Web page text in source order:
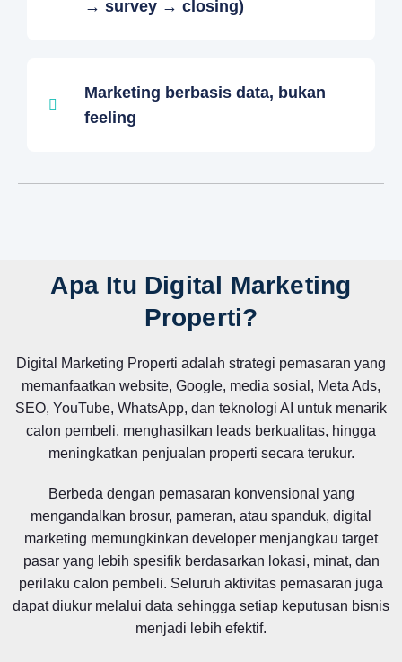
→ survey → closing)
Marketing berbasis data, bukan
feeling
Apa Itu Digital Marketing
Properti?
Digital Marketing Properti adalah strategi pemasaran yang
memanfaatkan website, Google, media sosial, Meta Ads,
SEO, YouTube, WhatsApp, dan teknologi AI untuk menarik
calon pembeli, menghasilkan leads berkualitas, hingga
meningkatkan penjualan properti secara terukur.
Berbeda dengan pemasaran konvensional yang
mengandalkan brosur, pameran, atau spanduk, digital
marketing memungkinkan developer menjangkau target
pasar yang lebih spesifik berdasarkan lokasi, minat, dan
perilaku calon pembeli. Seluruh aktivitas pemasaran juga
dapat diukur melalui data sehingga setiap keputusan bisnis
menjadi lebih efektif.